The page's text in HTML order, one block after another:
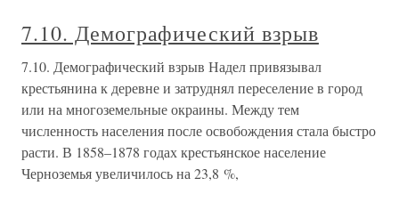
7.10. Демографический взрыв
7.10. Демографический взрыв Надел привязывал
крестьянина к деревне и затруднял переселение в город
или на многоземельные окраины. Между тем
численность населения после освобождения стала быстро
расти. В 1858–1878 годах крестьянское население
Черноземья увеличилось на 23,8 %,